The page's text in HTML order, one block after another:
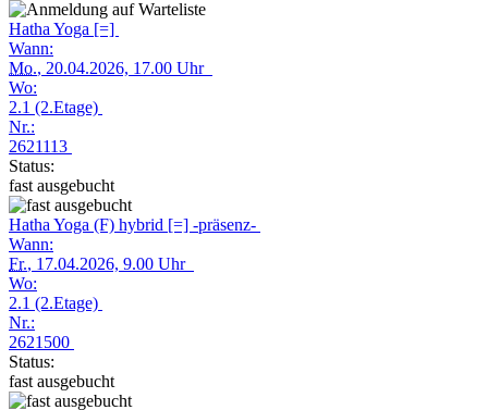
Hatha Yoga [=]
Wann:
Mo., 20.04.2026, 17.00 Uhr
Wo:
2.1 (2.Etage)
Nr.:
2621113
Status:
fast ausgebucht
Hatha Yoga (F) hybrid [=] -präsenz-
Wann:
Fr., 17.04.2026, 9.00 Uhr
Wo:
2.1 (2.Etage)
Nr.:
2621500
Status:
fast ausgebucht